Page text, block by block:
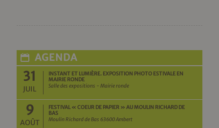
AGENDA
31
JUIL
INSTANT ET LUMIÈRE. EXPOSITION PHOTO ESTIVALE EN
MAIRIE RONDE
Salle des expositions - Mairie ronde
9
AOÛT
FESTIVAL « COEUR DE PAPIER » AU MOULIN RICHARD DE
BAS
Moulin Richard de Bas 63600 Ambert